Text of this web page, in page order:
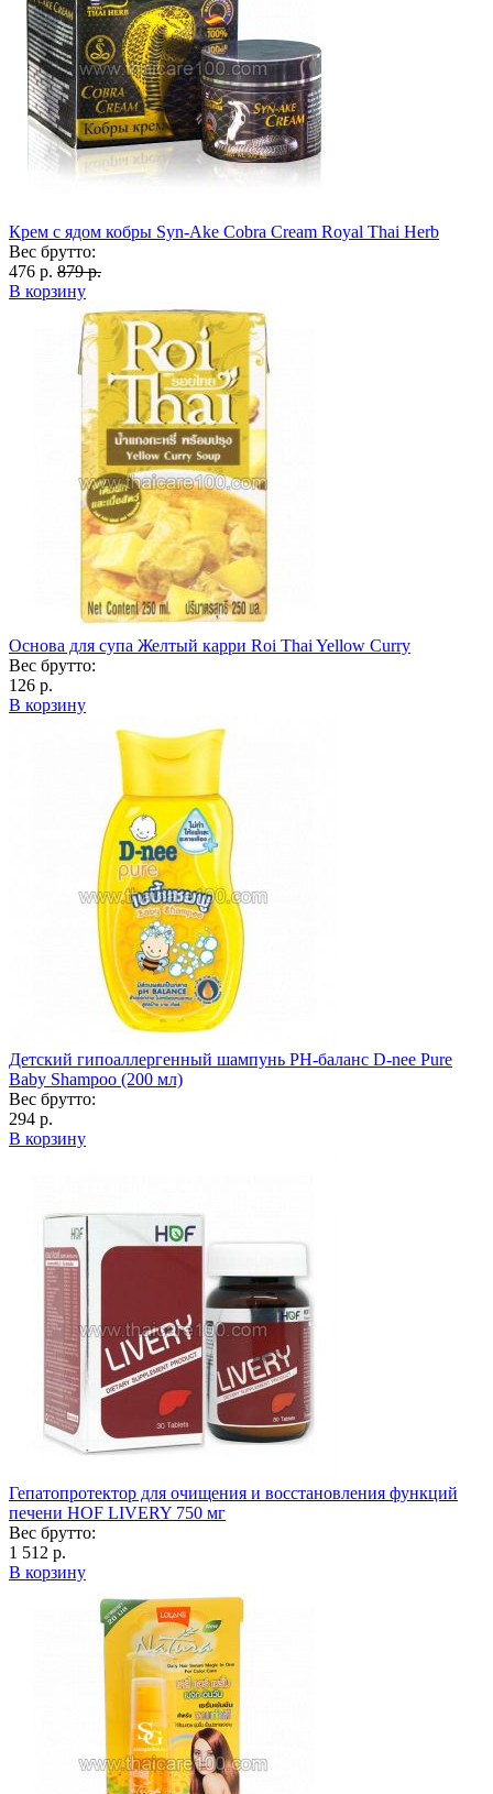
Крем с ядом кобры Syn-Ake Cobra Cream Royal Thai Herb
Вес брутто:
476 р. 879 р.
В корзину
Основа для супа Желтый карри Roi Thai Yellow Curry
Вес брутто:
126 р.
В корзину
Детский гипоаллергенный шампунь РН-баланс D-nee Pure
Baby Shampoo (200 мл)
Вес брутто:
294 р.
В корзину
Гепатопротектор для очищения и восстановления функций
печени HOF LIVERY 750 мг
Вес брутто:
1 512 р.
В корзину